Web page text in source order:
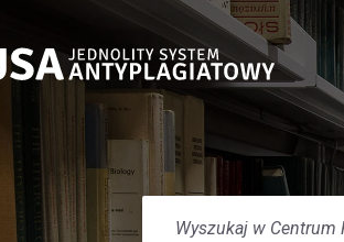
WYSZUKAJ
CENTRUM